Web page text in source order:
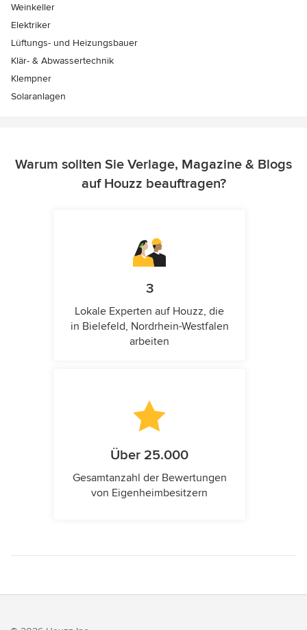
Weinkeller
Elektriker
Lüftungs- und Heizungsbauer
Klär- & Abwassertechnik
Klempner
Solaranlagen
Warum sollten Sie Verlage, Magazine & Blogs
auf Houzz beauftragen?
3
Lokale Experten auf Houzz, die
in Bielefeld, Nordrhein-Westfalen
arbeiten
Über 25.000
Gesamtanzahl der Bewertungen
von Eigenheimbesitzern